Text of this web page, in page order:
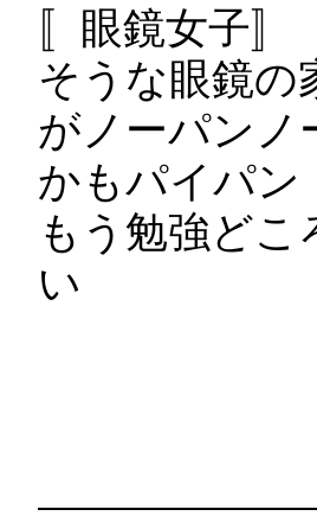
〚眼鏡女子
そうな眼鏡の
がノーパンノ
かもパイパ
もう勉強どこ
い